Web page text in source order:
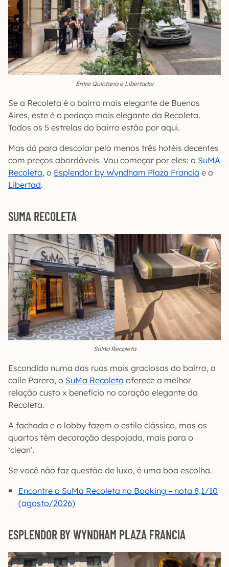
Entre Quintana e Libertador
Se a Recoleta é o bairro mais elegante de Buenos
Aires, este é o pedaço mais elegante da Recoleta.
Todos os 5 estrelas do bairro estão por aqui.
Mas dá para descolar pelo menos três hotéis decentes
com preços abordáveis. Vou começar por eles: o SuMA
Recoleta, o Esplendor by Wyndham Plaza Francia e o
Libertad.
SUMA RECOLETA
SuMa Recoleta
Escondido numa das ruas mais graciosas do bairro, a
calle Parera, o SuMa Recoleta oferece a melhor
relação custo x benefício no coração elegante da
Recoleta.
A fachada e o lobby fazem o estilo clássico, mas os
quartos têm decoração despojada, mais para o
‘clean’.
Se você não faz questão de luxo, é uma boa escolha.
Encontre o SuMa Recoleta no Booking – nota 8,1/10
(agosto/2026)
ESPLENDOR BY WYNDHAM PLAZA FRANCIA